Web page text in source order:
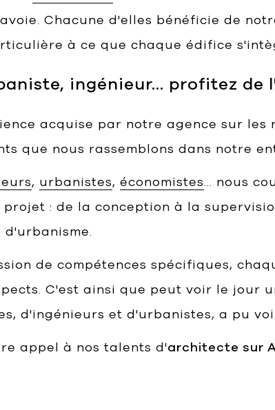
Chacune d'elles bénéficie de
à ce que chaque édifice
ingénieur… profitez de
acquise par notre agence sur
que nous rassemblons dans notre
, urbanistes, économistes… nous
: de la conception à la
de compétences spécifiques,
C'est ainsi que peut voir le jour
d'ingénieurs et d'urbanistes, a pu
appel à nos talents d'architecte sur